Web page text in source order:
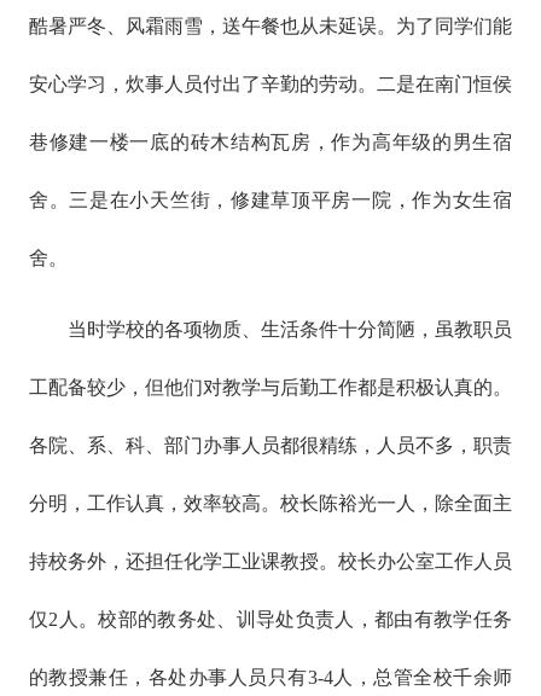
酷暑严冬、风霜雨雪，送午餐也从未延误。为了同学们能
安心学习，炊事人员付出了辛勤的劳动。二是在南门恒侯
巷修建一楼一底的砖木结构瓦房，作为高年级的男生宿
舍。三是在小天竺街，修建草顶平房一院，作为女生宿
舍。
当时学校的各项物质、生活条件十分简陋，虽教职员
工配备较少，但他们对教学与后勤工作都是积极认真的。
各院、系、科、部门办事人员都很精练，人员不多，职责
分明，工作认真，效率较高。校长陈裕光一人，除全面主
持校务外，还担任化学工业课教授。校长办公室工作人员
仅2人。校部的教务处、训导处负责人，都由有教学任务
的教授兼任，各处办事人员只有3-4人，总管全校千余师